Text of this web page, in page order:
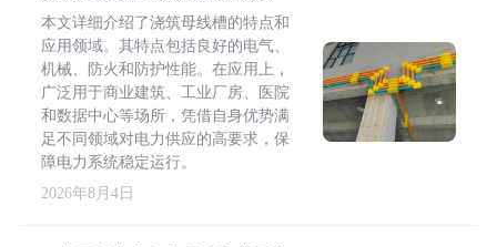
本文详细介绍了浇筑母线槽的特点和
应用领域。其特点包括良好的电气、
机械、防火和防护性能。在应用上，
广泛用于商业建筑、工业厂房、医院
和数据中心等场所，凭借自身优势满
足不同领域对电力供应的高要求，保
障电力系统稳定运行。
2026年8月4日